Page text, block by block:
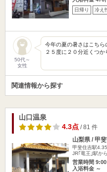
日帰り 冷え
50代～
女性
今年の夏の暑さはこち
２５度に２０分近くつ
関連情報から探す
山口温泉
4.3点/ 81 件
山梨県 / 甲
甲斐住吉駅
JR｢竜王｣駅か
営業時間
入浴料金 ～